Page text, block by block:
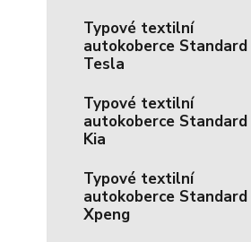
Typové textilní
autokoberce Standard
Tesla
Typové textilní
autokoberce Standard
Kia
Typové textilní
autokoberce Standard
Xpeng